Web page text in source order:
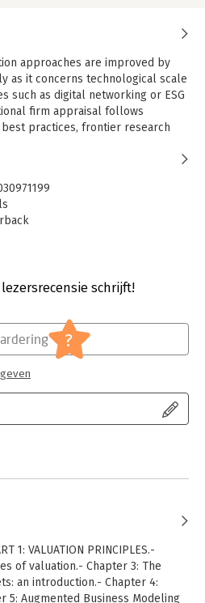
approaches are improved by
as it concerns technological scale
such as digital networking or ESG
firm appraisal follows
practices, frontier research
to practical advances that still
theoretical rigor with practical
framework for researchers,
managementschrijft!
?
1: VALUATION PRINCIPLES.-
of valuation.- Chapter 3: The
an introduction.- Chapter 4:
5: Augmented Business Modeling